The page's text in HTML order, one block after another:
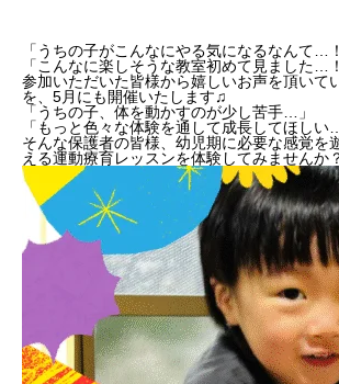
「うちの子がこんなにやる気になるなんて…！
「こんなに楽しそうな教室初めて見ました…！
参加いただいた皆様から嬉しいお声を頂いて
を、5月にも開催いたします♫
「うちの子、体を動かすのが少し苦手…」
「もっと色々な体験を通して成長してほしい…
そんな保護者の皆様、幼児期に必要な感覚を
える運動療育レッスンを体験してみませんか